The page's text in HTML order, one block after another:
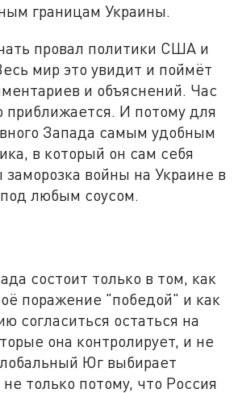
границам Украины.
провал политики США и
мир это увидит и поймёт
и объяснений. Час
приближается. И потому для
Запада самым удобным
в который он сам себя
заморозка войны на Украине в
любым соусом.
состоит только в том, как
поражение "победой" и как
согласиться остаться на
она контролирует, и не
Юг выбирает
только потому, что Россия